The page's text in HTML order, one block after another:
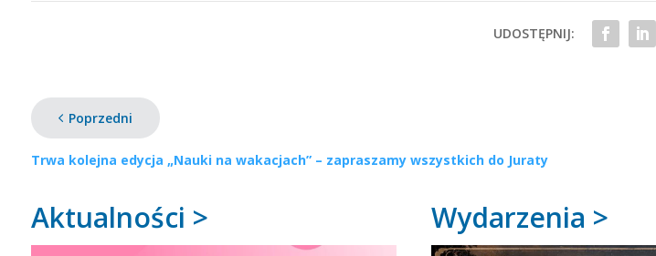
UDOSTĘPNIJ:
Poprzedni
Trwa kolejna edycja „Nauki na wakacjach” – zapraszamy wszystkich do Juraty
Aktualności > Wydarzenia >